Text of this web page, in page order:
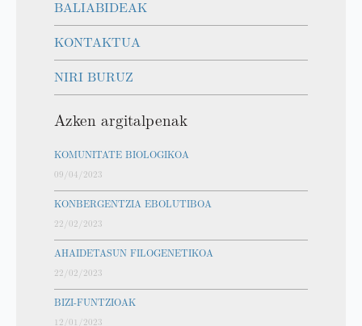
BALIABIDEAK
KONTAKTUA
NIRI BURUZ
Azken argitalpenak
KOMUNITATE BIOLOGIKOA
09/04/2023
KONBERGENTZIA EBOLUTIBOA
22/02/2023
AHAIDETASUN FILOGENETIKOA
22/02/2023
BIZI-FUNTZIOAK
12/01/2023